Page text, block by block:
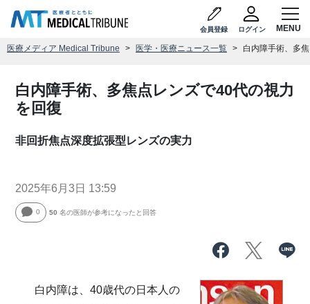
会員登録 ログイン
医療メディア Medical Tribune 医学・医療ニュース一覧 白内障手術、多
白内障手術、多焦点レンズで40代の視力
を回復
非回折焦点深度拡張型レンズの実力
2025年6月3日 13:59
0 50 名の医師が参考になったと回答
白内障は、40歳代の日本人の